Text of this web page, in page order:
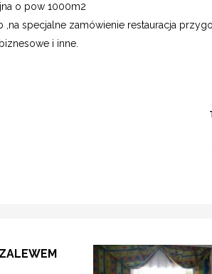
o pow 1000m2
specjalne zamówienie restauracja
i inne.